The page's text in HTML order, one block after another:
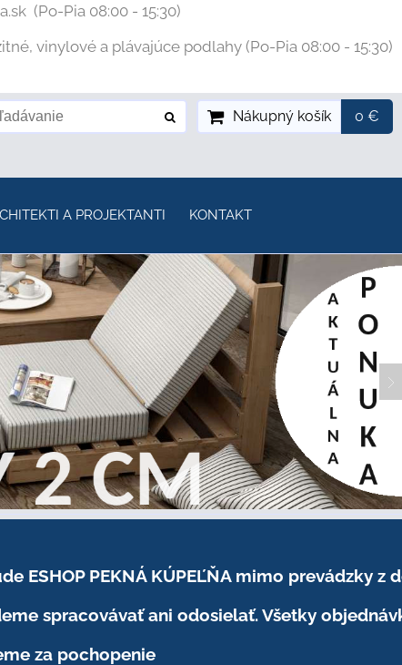
(Po-Pia 08:00 - 15:30)
vinylové a plávajúce podlahy (Po-Pia 08:00 - 15:30)
Nákupný košík 0 €
A PROJEKTANTI KONTAKT
ESHOP PEKNÁ KÚPEĽŇA mimo prevádzky z
spracovávať ani odosielať. Všetky
za pochopenie